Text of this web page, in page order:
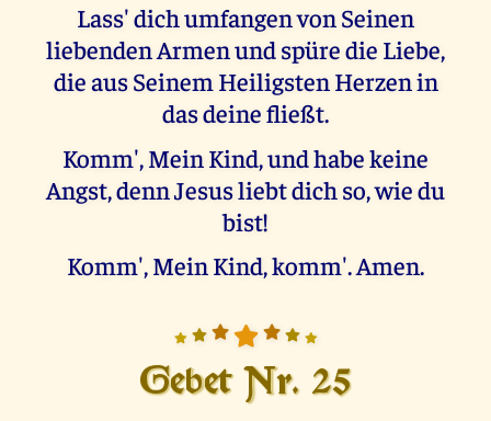
Lass' dich umfangen von Seinen
liebenden Armen und spüre die Liebe,
die aus Seinem Heiligsten Herzen in
das deine fließt.
Komm', Mein Kind, und habe keine
Angst, denn Jesus liebt dich so, wie du
bist!
Komm', Mein Kind, komm'. Amen.
Gebet Nr. 25